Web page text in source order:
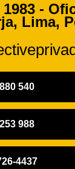
-
Lima,
540
988
4437